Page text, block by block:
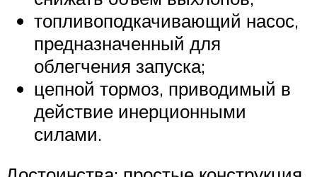
топливоподкачивающий насос,
предназначенный для
облегчения запуска;
цепной тормоз, приводимый в
действие инерционными
силами.